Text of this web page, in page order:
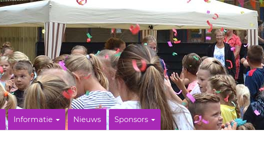
Informatie Nieuws Sponsors